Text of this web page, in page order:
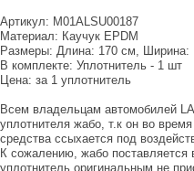
Артикул: M01ALSU00187
Материал: Каучук EPDM
Размеры: Длина: 170 см, Ширина:
В комплекте: Уплотнитель - 1 шт
Цена: за 1 уплотнитель
Всем владельцам автомобилей
уплотнителя жабо, т.к он во
средства ссыхается под
К сожалению, жабо поставляется
уплотнитель оригинальным не